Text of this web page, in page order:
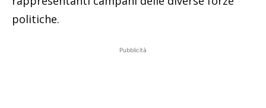
politiche.
Pubblicità